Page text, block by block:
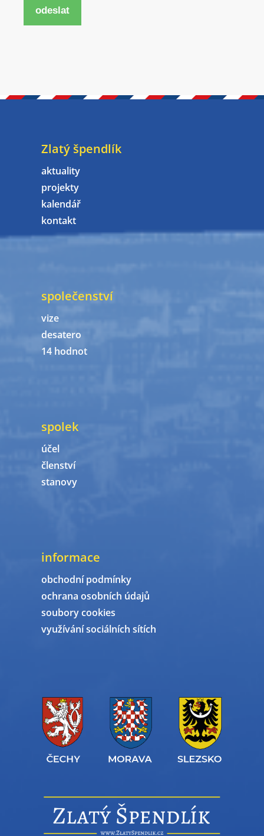
odeslat
Zlatý špendlík
aktuality
projekty
kalendář
kontakt
společenství
vize
desatero
14 hodnot
spolek
účel
členství
stanovy
informace
obchodní podmínky
ochrana osobních údajů
soubory cookies
využívání sociálních sítích